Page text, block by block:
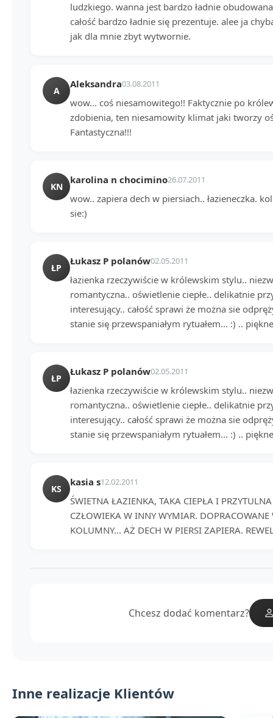
ludzkiego. wanna jest bardzo ładnie
całość bardzo ładnie się prezentuje. alee ja
jak dla mnie zbyt wytwornie.
A
Aleksandra03.08.2011
wow... coś niesamowitego!! Faktycznie po
zdobienia, ten niesamowity klimat jaki tworzy
Fantastyczna!!!
KN
karolina n chocimino26.07.2011
wow.. zapiera dech w piersiach.. łazieneczka.
sie:)
ŁP
Łukasz P polanów02.05.2011
łazienka rzeczywiście w królewskim stylu..
romantyczna.. oświetlenie ciepłe.. delikatnie
interesujący.. całość sprawi że można sie
stanie się przewspaniałym rytuałem... :) ..
ŁP
Łukasz P polanów02.05.2011
łazienka rzeczywiście w królewskim stylu..
romantyczna.. oświetlenie ciepłe.. delikatnie
interesujący.. całość sprawi że można sie
stanie się przewspaniałym rytuałem... :) ..
KS
kasia s12.02.2011
ŚWIETNA ŁAZIENKA, TAKA CIEPŁA I
CZŁOWIEKA W INNY WYMIAR. DOPRACOWANE
KOLUMNY... AŻ DECH W PIERSI ZAPIERA.
Chcesz dodać komentarz?
Inne realizacje Klientów